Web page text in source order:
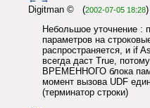
Digitman © (2002-07-05 18:28)
Небольшое уточнение :
параметров на
распространяется, и if
всегда даст True,
ВРЕМЕННОГО блока
момент вызова UDF
(терминатор строки)